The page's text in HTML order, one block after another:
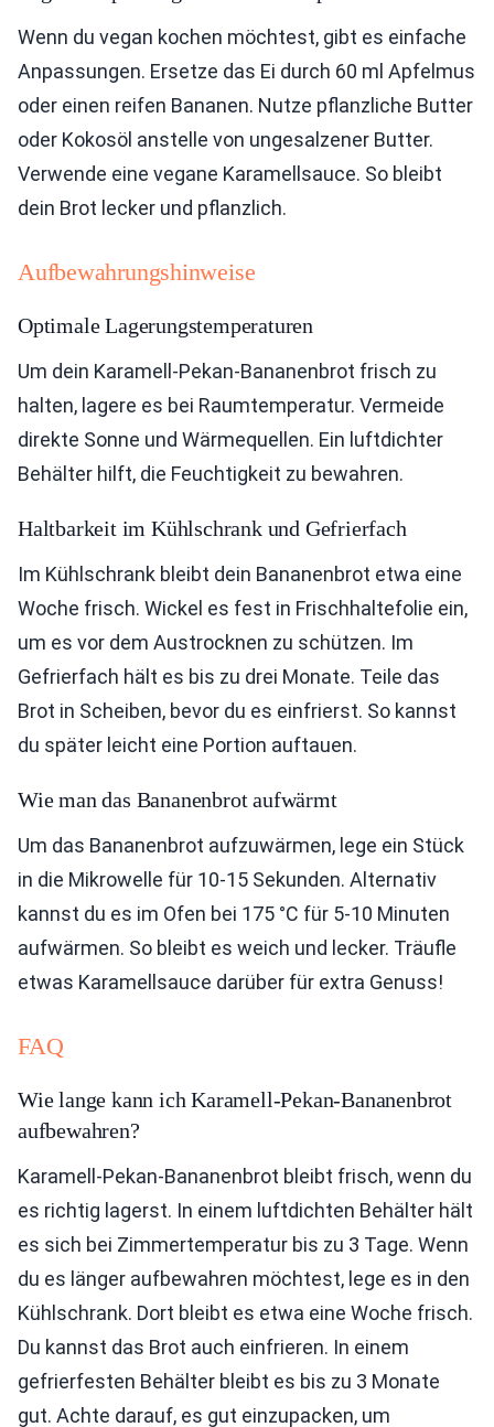
Wenn du vegan kochen möchtest, gibt es einfache
Anpassungen. Ersetze das Ei durch 60 ml Apfelmus
oder einen reifen Bananen. Nutze pflanzliche Butter
oder Kokosöl anstelle von ungesalzener Butter.
Verwende eine vegane Karamellsauce. So bleibt
dein Brot lecker und pflanzlich.
Aufbewahrungshinweise
Optimale Lagerungstemperaturen
Um dein Karamell-Pekan-Bananenbrot frisch zu
halten, lagere es bei Raumtemperatur. Vermeide
direkte Sonne und Wärmequellen. Ein luftdichter
Behälter hilft, die Feuchtigkeit zu bewahren.
Haltbarkeit im Kühlschrank und Gefrierfach
Im Kühlschrank bleibt dein Bananenbrot etwa eine
Woche frisch. Wickel es fest in Frischhaltefolie ein,
um es vor dem Austrocknen zu schützen. Im
Gefrierfach hält es bis zu drei Monate. Teile das
Brot in Scheiben, bevor du es einfrierst. So kannst
du später leicht eine Portion auftauen.
Wie man das Bananenbrot aufwärmt
Um das Bananenbrot aufzuwärmen, lege ein Stück
in die Mikrowelle für 10-15 Sekunden. Alternativ
kannst du es im Ofen bei 175 °C für 5-10 Minuten
aufwärmen. So bleibt es weich und lecker. Träufle
etwas Karamellsauce darüber für extra Genuss!
FAQ
Wie lange kann ich Karamell-Pekan-Bananenbrot
aufbewahren?
Karamell-Pekan-Bananenbrot bleibt frisch, wenn du
es richtig lagerst. In einem luftdichten Behälter hält
es sich bei Zimmertemperatur bis zu 3 Tage. Wenn
du es länger aufbewahren möchtest, lege es in den
Kühlschrank. Dort bleibt es etwa eine Woche frisch.
Du kannst das Brot auch einfrieren. In einem
gefrierfesten Behälter bleibt es bis zu 3 Monate
gut. Achte darauf, es gut einzupacken, um